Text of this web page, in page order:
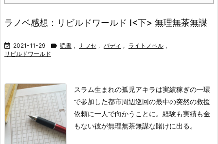
ラノベ感想：リビルドワールド I<下> 無理無茶無謀
 2021-11-29  読書 , ナフセ , バディ , ライトノベル ,
リビルドワールド
スラム生まれの孤児アキラは実績稼ぎの一環
で参加した都市周辺巡回の最中の突然の救援
依頼に一人で向かうことに。経験も実績も金
もない彼が無理無茶無謀な賭けに出る。